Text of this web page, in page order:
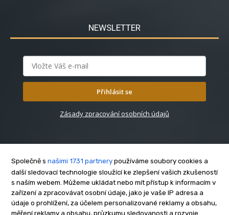
NEWSLETTER
Přihlásit se
Zásady zpracování osobních údajů
O nás
Kontakt
Reklama
Společně s našimi 1731 partnery používáme soubory cookies a
další sledovací technologie sloužící ke zlepšení vašich zkušeností
s naším webem. Můžeme ukládat nebo mít přístup k informacím v
zařízení a zpracovávat osobní údaje, jako je vaše IP adresa a
údaje o prohlížení, za účelem personalizované reklamy a obsahu,
měření reklamy a obsahu, průzkumu sledovanosti a rozvoje